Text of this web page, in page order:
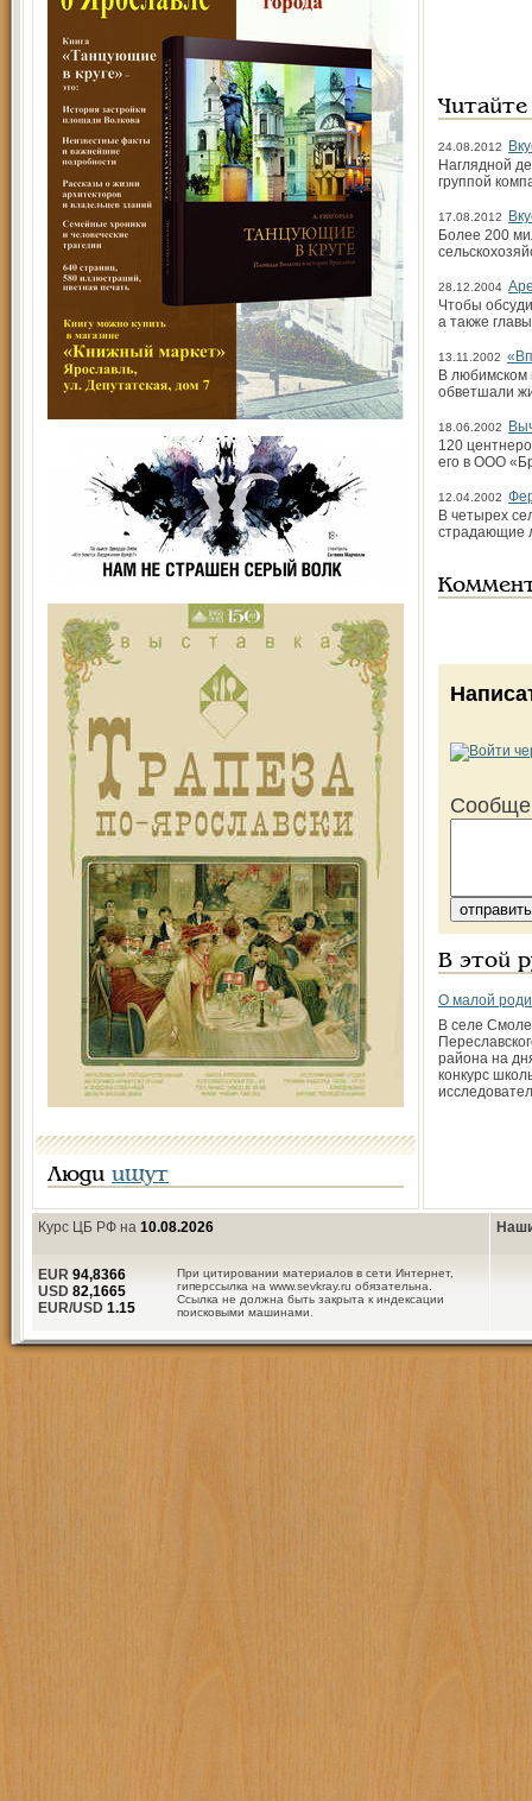
Люди ищут
24.08.2012
Наглядной
группой
17.08.2012
Более 200
28.12.2004
Чтобы
а также
13.11.2002
В любимском
обветшали
18.06.2002
120
его в ООО
12.04.2002
В четырех
страдающие
В этой
О малой
В селе
района на
конкурс
Курс ЦБ РФ на 10.08.2026
При цитировании материалов в сети Интернет,
гиперссылка на www.sevkray.ru обязательна.
Ссылка не должна быть закрыта к индексации
поисковыми машинами.
EUR 94,8366
USD 82,1665
EUR/USD 1.15